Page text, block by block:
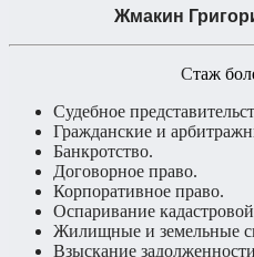
Жмакин
Стаж
Судебное
Гражданские и
Банкротство.
Договорное право.
Корпоративное право.
Оспаривание
Жилищные и земельные
Взыскание